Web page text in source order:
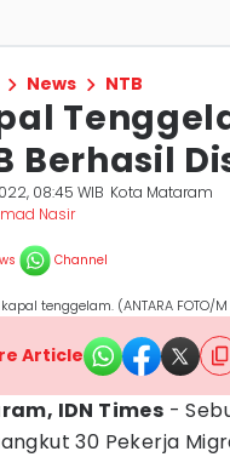
News NTB
Berhasil
08:45 WIB Kota Mataram
Nasir
Channel
tenggelam. (ANTARA FOTO/
Article
IDN Times -
30 Pekerja